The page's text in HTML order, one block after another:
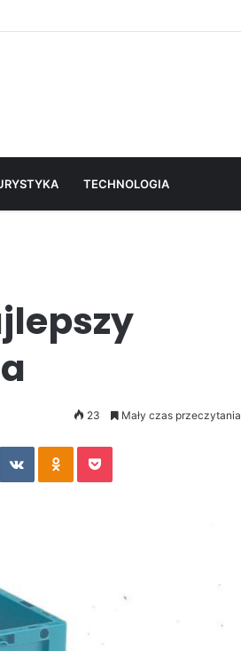
TECHNOLOGIA
23 Mały czas przeczytania
VKontakteOdnoklassniki
Pocket